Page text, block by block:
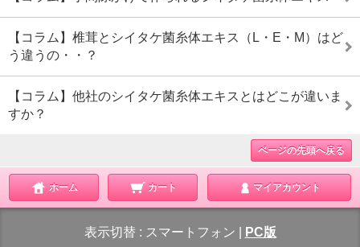
【コラム】椎茸とシイタケ菌糸体エキス（L・E・M）はど
う違うの・・？
【コラム】他社のシイタケ菌糸体エキスとはどこが違いま
すか？
ページの先頭へ戻る
ホーム カート マイアカウント
表示切替 : スマートフォン PC版